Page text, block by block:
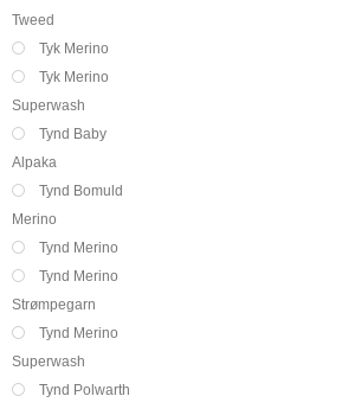
Tweed
Tyk Merino
Tyk Merino
Superwash
Tynd Baby
Alpaka
Tynd Bomuld
Merino
Tynd Merino
Tynd Merino
Strømpegarn
Tynd Merino
Superwash
Tynd Polwarth